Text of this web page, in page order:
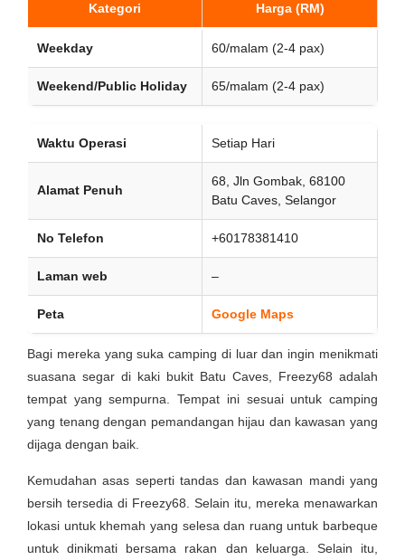
Kategori Harga (RM)
Weekday 60/malam (2-4 pax)
Weekend/Public Holiday 65/malam (2-4 pax)
Waktu Operasi Setiap Hari
Alamat Penuh
68, Jln Gombak, 68100
Batu Caves, Selangor
No Telefon +60178381410
Laman web –
Peta Google Maps
Bagi mereka yang suka camping di luar dan ingin menikmati
suasana segar di kaki bukit Batu Caves, Freezy68 adalah
tempat yang sempurna. Tempat ini sesuai untuk camping
yang tenang dengan pemandangan hijau dan kawasan yang
dijaga dengan baik.
Kemudahan asas seperti tandas dan kawasan mandi yang
bersih tersedia di Freezy68. Selain itu, mereka menawarkan
lokasi untuk khemah yang selesa dan ruang untuk barbeque
untuk dinikmati bersama rakan dan keluarga. Selain itu,